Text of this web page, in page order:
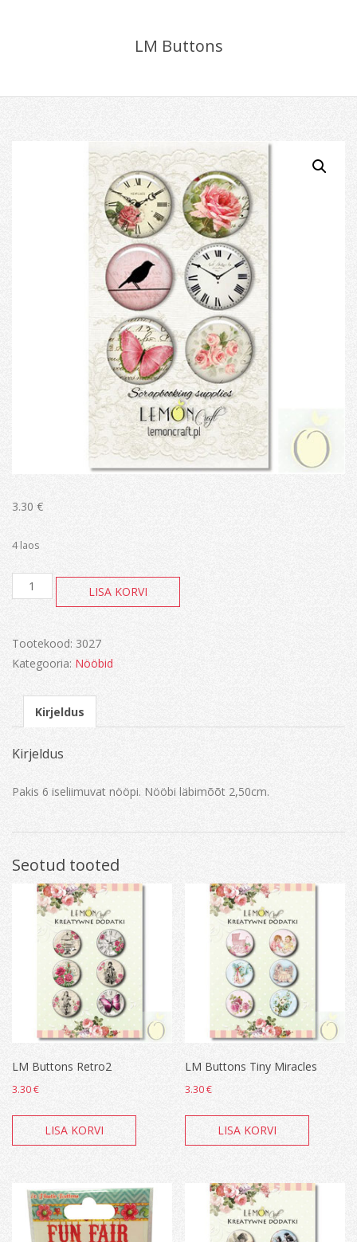
LM Buttons
3.30 €
4 laos
Buttons
LISA KORVI
Tootekood: 3027
Kategooria: Nööbid
Kirjeldus
Kirjeldus
Pakis 6 iseliimuvat nööpi. Nööbi läbimõõt 2,50cm.
Seotud tooted
LM Buttons Retro2
3.30€
LISA KORVI
LM Buttons Tiny Miracles
3.30€
LISA KORVI